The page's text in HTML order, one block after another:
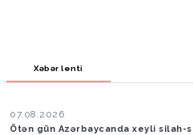
Xəbər lenti
07.08.2026
Ötən gün Azərbaycanda xeyli silah-